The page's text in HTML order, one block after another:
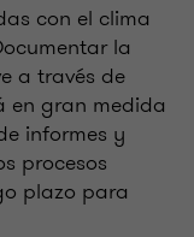
con el clima
la
a través de
en gran medida
informes y
procesos
plazo para